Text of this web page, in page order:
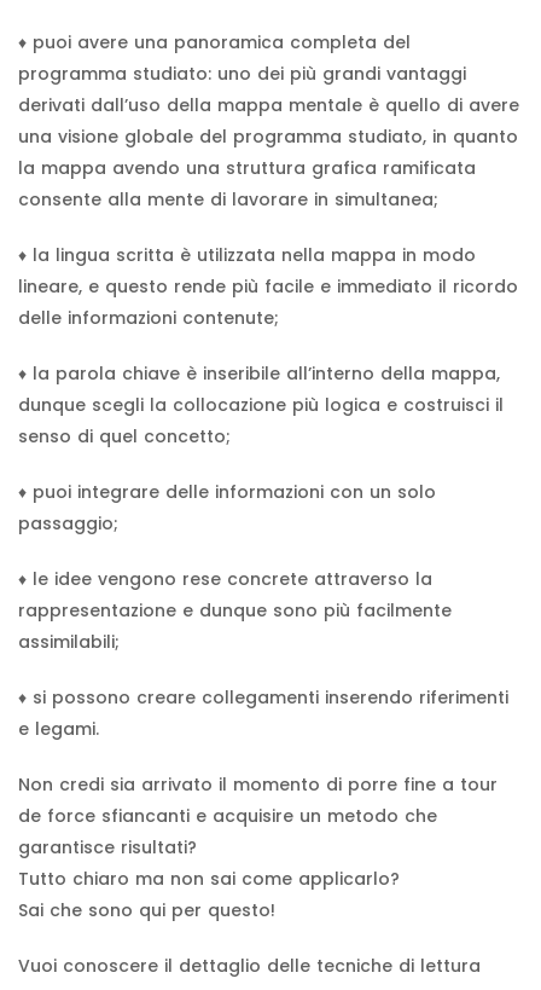
♦️ puoi avere una panoramica completa del
programma studiato: uno dei più grandi vantaggi
derivati dall’uso della mappa mentale è quello di avere
una visione globale del programma studiato, in quanto
la mappa avendo una struttura grafica ramificata
consente alla mente di lavorare in simultanea;
♦️ la lingua scritta è utilizzata nella mappa in modo
lineare, e questo rende più facile e immediato il ricordo
delle informazioni contenute;
♦️ la parola chiave è inseribile all’interno della mappa,
dunque scegli la collocazione più logica e costruisci il
senso di quel concetto;
♦️ puoi integrare delle informazioni con un solo
passaggio;
♦️ le idee vengono rese concrete attraverso la
rappresentazione e dunque sono più facilmente
assimilabili;
♦️ si possono creare collegamenti inserendo riferimenti
e legami.
Non credi sia arrivato il momento di porre fine a tour
de force sfiancanti e acquisire un metodo che
garantisce risultati?
Tutto chiaro ma non sai come applicarlo?
Sai che sono qui per questo!
Vuoi conoscere il dettaglio delle tecniche di lettura